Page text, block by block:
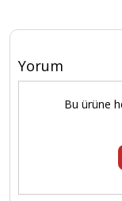
Yorum
Bu ürüne